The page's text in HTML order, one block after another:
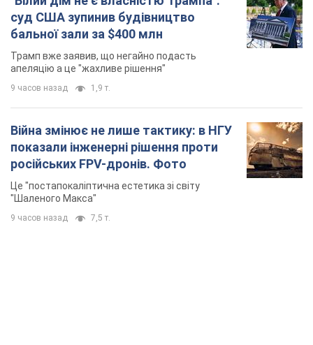
показали інженерні рішення проти
російських FPV-дронів. Фото
"Шаленого Макса"